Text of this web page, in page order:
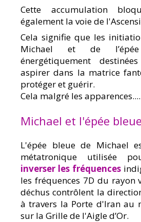
Cette accumulation
également la voie de
Cela signifie que les
Michael et de
énergétiquement
aspirer dans la matrice
protéger et guérir.
Cela malgré les
Michael et l'épée bleue
L'épée bleue de Michael
métatronique utilisée
inverser les fréquences
les fréquences 7D du rayon
déchus contrôlent la
à travers la Porte d'Iran au
sur la Grille de l'Aigle d’Or.